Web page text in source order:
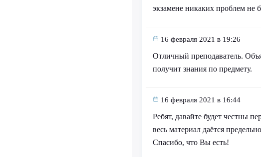
экзамене никаких проблем не
16 февраля 2021 в 19:26
Отличный преподаватель.
получит знания по предмету.
16 февраля 2021 в 16:44
Ребят, давайте будет честны
весь материал даётся
Спасибо, что Вы есть!